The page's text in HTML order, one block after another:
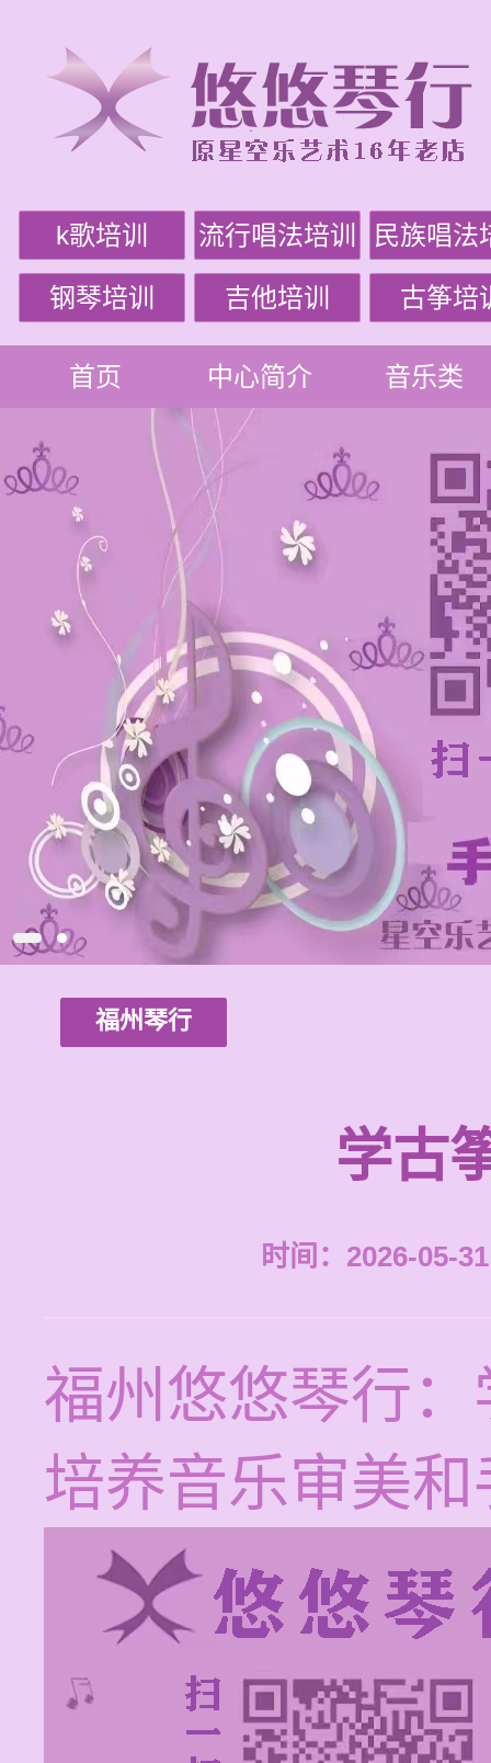
k歌培训 流行唱法培训 民族唱法
钢琴培训 吉他培训 古筝培
首页 中心简介 音乐类
福州琴行
学古
时间：2026-05-
福州悠悠琴行
培养音乐审美